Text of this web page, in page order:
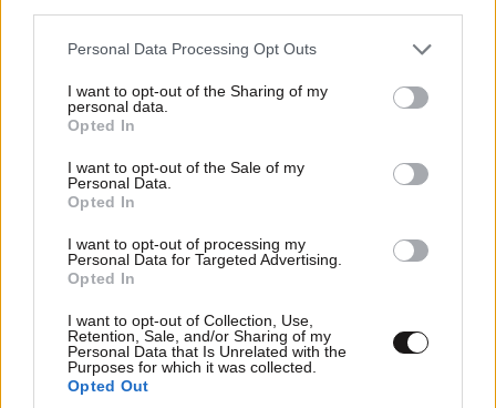
Please note that this website/app uses one or more Google
not limited to your visit or usage behaviour. You may click to
grant or deny consent to Google and its third-party tags to
use your data for below specified purposes in below Google
consent section.
Personal Data Processing Opt Outs
I want to opt-out of the Sharing of my
personal data.
Opted In
I want to opt-out of the Sale of my
Personal Data.
Opted In
I want to opt-out of processing my
Personal Data for Targeted Advertising.
Opted In
I want to opt-out of Collection, Use,
Retention, Sale, and/or Sharing of my
Personal Data that Is Unrelated with the
Purposes for which it was collected.
Opted Out
της τζάμπα μαγκιάς κάποιων..
Απαντήστε